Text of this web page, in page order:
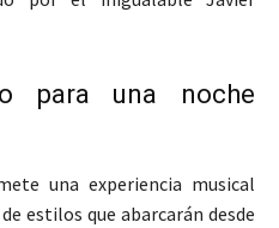
para una noche
una experiencia musical
estilos que abarcarán desde